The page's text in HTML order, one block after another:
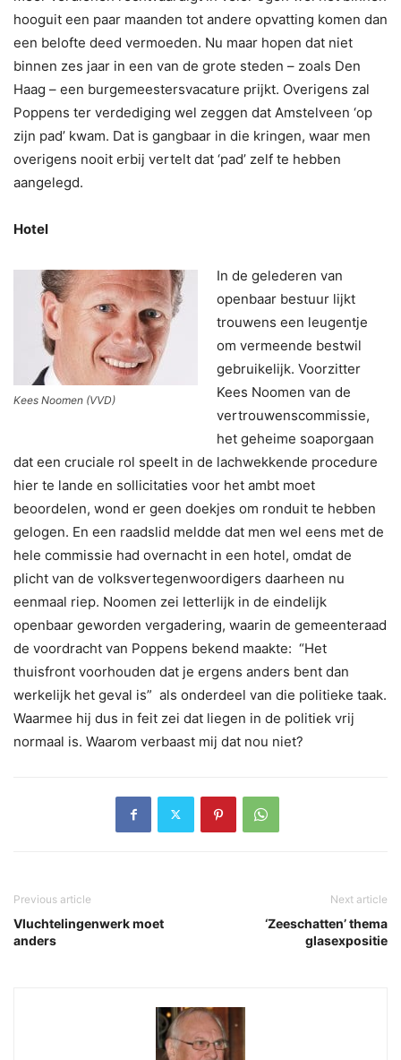
hooguit een paar maanden tot andere opvatting komen dan
een belofte deed vermoeden. Nu maar hopen dat niet
binnen zes jaar in een van de grote steden – zoals Den
Haag – een burgemeestersvacature prijkt. Overigens zal
Poppens ter verdediging wel zeggen dat Amstelveen ‘op
zijn pad’ kwam. Dat is gangbaar in die kringen, waar men
overigens nooit erbij vertelt dat ‘pad’ zelf te hebben
aangelegd.
Hotel
Kees Noomen (VVD)
In de gelederen van
openbaar bestuur lijkt
trouwens een leugentje
om vermeende bestwil
gebruikelijk. Voorzitter
Kees Noomen van de
vertrouwenscommissie,
het geheime soaporgaan
dat een cruciale rol speelt in de lachwekkende procedure
hier te lande en sollicitaties voor het ambt moet
beoordelen, wond er geen doekjes om ronduit te hebben
gelogen. En een raadslid meldde dat men wel eens met de
hele commissie had overnacht in een hotel, omdat de
plicht van de volksvertegenwoordigers daarheen nu
eenmaal riep. Noomen zei letterlijk in de eindelijk
openbaar geworden vergadering, waarin de gemeenteraad
de voordracht van Poppens bekend maakte: “Het
thuisfront voorhouden dat je ergens anders bent dan
werkelijk het geval is” als onderdeel van die politieke taak.
Waarmee hij dus in feit zei dat liegen in de politiek vrij
normaal is. Waarom verbaast mij dat nou niet?
Previous article
Vluchtelingenwerk moet
anders
Next article
‘Zeeschatten’ thema
glasexpositie